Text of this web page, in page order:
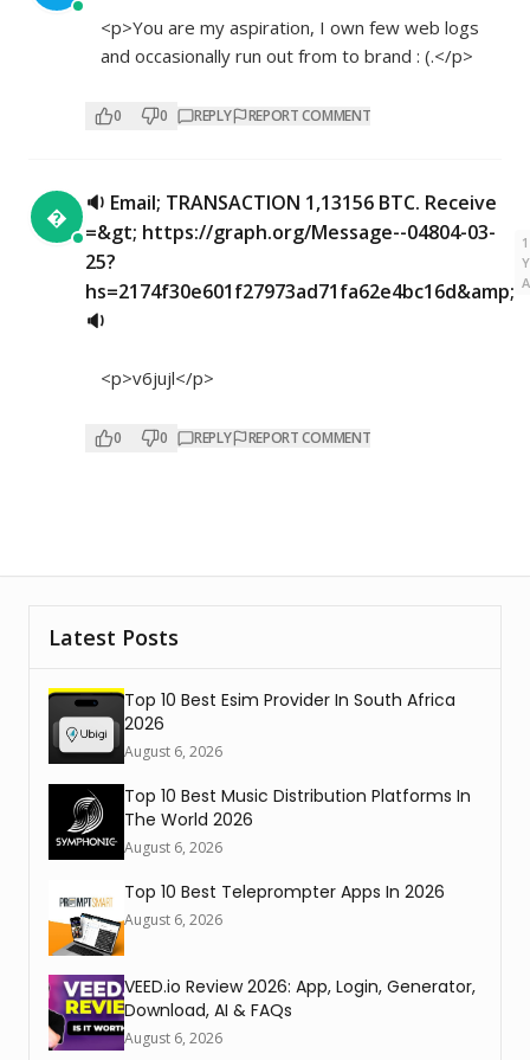
<p>You are my aspiration, I own few web logs
and occasionally run out from to brand : (.</p>
0 0 REPLY REPORT COMMENT

🔉 Email; TRANSACTION 1,13156 BTC. Receive
=&gt; https://graph.org/Message--04804-03-
25?
hs=2174f30e601f27973ad71fa62e4bc16d&amp;
🔉
1
<p>v6jujl</p>
0 0 REPLY REPORT COMMENT
Latest Posts
Top 10 Best Esim Provider In South Africa
2026
August 6, 2026
Top 10 Best Music Distribution Platforms In
The World 2026
August 6, 2026
Top 10 Best Teleprompter Apps In 2026
August 6, 2026
VEED.io Review 2026: App, Login, Generator,
Download, AI & FAQs
August 6, 2026